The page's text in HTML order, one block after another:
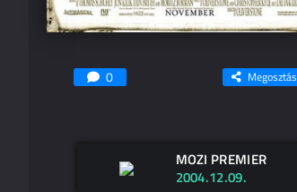
0 Megosztás
MOZI PREMIER
2004.12.09.